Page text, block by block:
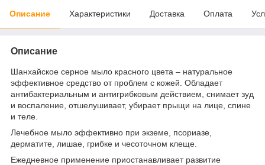
Описание Характеристики Доставка Оплата
Описание
Шанхайское серное мыло красного цвета – натуральное
эффективное средство от проблем с кожей. Обладает
антибактериальным и антигрибковым действием, снимает зуд
и воспаление, отшелушивает, убирает прыщи на лице, спине
и теле.
Лечебное мыло эффективно при экземе, псориазе,
дерматите, лишае, грибке и чесоточном клеще.
Ежедневное применение приостанавливает развитие